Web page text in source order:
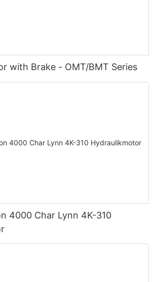
with Brake - OMT/BMT Series
4000 Char Lynn 4K-310